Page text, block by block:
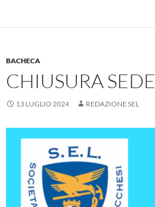
BACHECA
CHIUSURA SEDE
13 LUGLIO 2024 REDAZIONE SEL